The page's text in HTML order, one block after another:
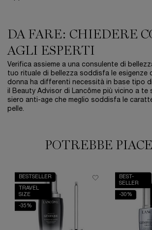
DA FARE: CHIEDERE
AGLI ESPERTI
Verifica assieme a una consulente di
tuo rituale di bellezza soddisfa le esigenze
donna ha differenti necessità in base tipo
il Beauty Advisor di Lancôme più vicino a te
siero anti-age che meglio soddisfa le
pelle.
POTREBBE
BESTSELLER
TRAVEL
SIZE
-35%
BEST-
SELLER
-30%